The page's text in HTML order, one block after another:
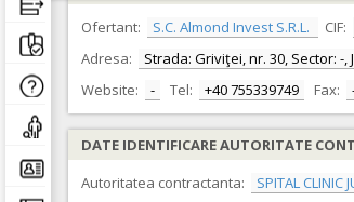
Ofertant:
S.C. Almond Invest S.R.L. CIF:
Adresa:
Strada: Griviţei, nr. 30, Sector: -
Website:
- Tel: +40 755339749 Fax:
DATE IDENTIFICARE AUTORITATE
Autoritatea contractanta:
SPITAL CLINIC